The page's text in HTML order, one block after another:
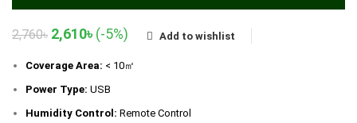
2,760৳ Original
was:
2,760৳.
2,610৳Current
is:
2,610৳.
(-5%) Add to wishlist
Coverage Area: < 10㎡
Power Type: USB
Humidity Control: Remote Control